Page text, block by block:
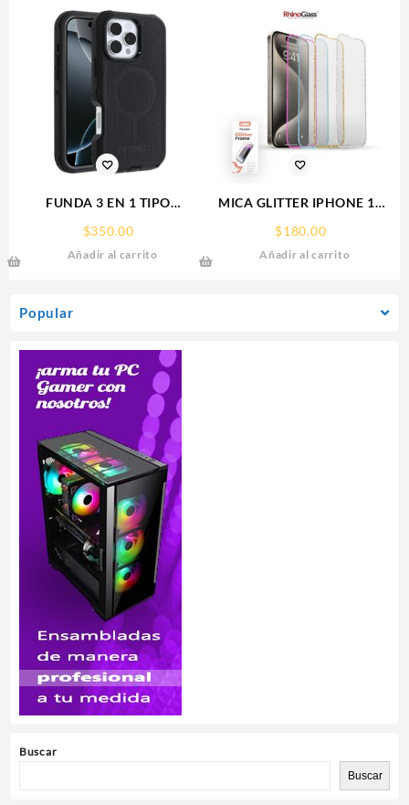
Popular
Buscar
Buscar
FUNDA 3 EN 1 TIPO
OTTERBOX USO RUDO SAM
S26 ULTRA SAMSUNG S26
ULTRA
$350.00
Añadir al carrito
MICA GLITTER IPHONE 17
PRO MAX/IP 16PROMAX
GLITTER FRAME
RHINOGLASS
$180.00
Añadir al carrito